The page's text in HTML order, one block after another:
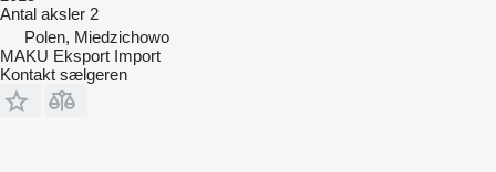
Antal aksler 2
Polen, Miedzichowo
MAKU Eksport Import
Kontakt sælgeren